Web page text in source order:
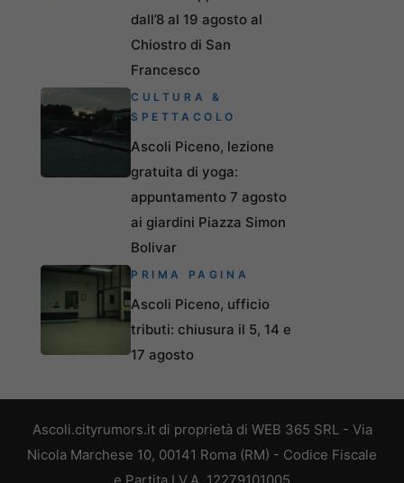
dall’8 al 19 agosto al
Chiostro di San
Francesco
CULTURA &
SPETTACOLO
Ascoli Piceno, lezione
gratuita di yoga:
appuntamento 7 agosto
ai giardini Piazza Simon
Bolivar
PRIMA PAGINA
Ascoli Piceno, ufficio
tributi: chiusura il 5, 14 e
17 agosto
Ascoli.cityrumors.it di proprietà di WEB 365 SRL - Via
Nicola Marchese 10, 00141 Roma (RM) - Codice Fiscale